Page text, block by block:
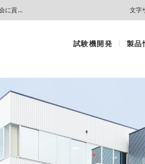
新日本特機（株）は自動車・オートバイ・部品の試験機を設計・製作しています。試験機によって快適な車社会に貢献している企業です。 文字
試験機開発 製品